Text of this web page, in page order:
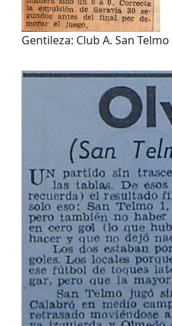
Gentileza: Club A. San Telmo